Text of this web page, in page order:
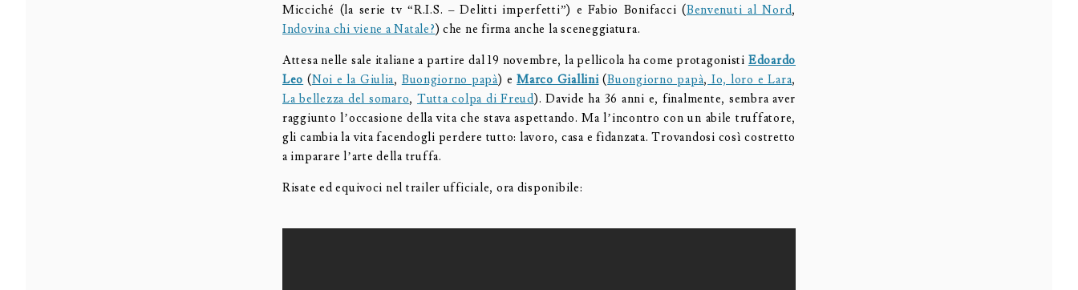
Micciché (la serie tv “R.I.S. – Delitti imperfetti”) e Fabio Bonifacci (Benvenuti al Nord,
Indovina chi viene a Natale?) che ne firma anche la sceneggiatura.
Attesa nelle sale italiane a partire dal 19 novembre, la pellicola ha come protagonisti Edoardo
Leo (Noi e la Giulia, Buongiorno papà) e Marco Giallini(Buongiorno papà, Io, loro e Lara,
La bellezza del somaro, Tutta colpa di Freud). Davide ha 36 anni e, finalmente, sembra aver
raggiunto l’occasione della vita che stava aspettando. Ma l’incontro con un abile truffatore,
gli cambia la vita facendogli perdere tutto: lavoro, casa e fidanzata. Trovandosi così costretto
a imparare l’arte della truffa.
Risate ed equivoci nel trailer ufficiale, ora disponibile: